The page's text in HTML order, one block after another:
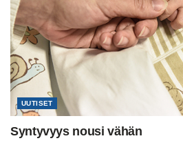
UUTISET
Syntyvyys nousi vähän